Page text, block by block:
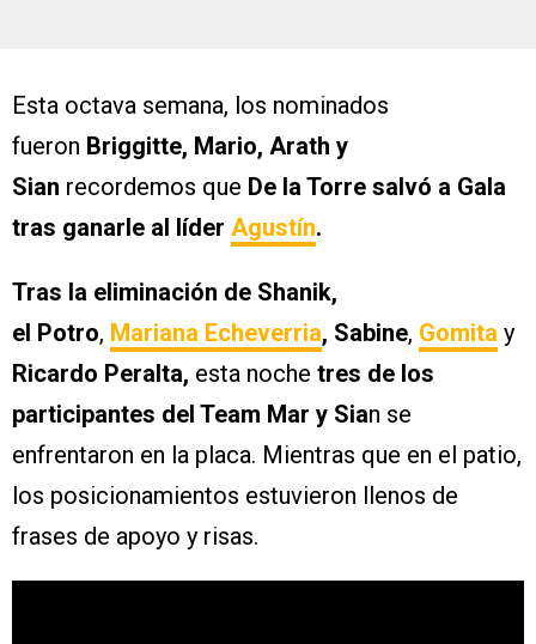
Esta octava semana, los nominados
fueron Briggitte, Mario, Arath y
Sian recordemos que De la Torre salvó a Gala
tras ganarle al líder Agustín.
Tras la eliminación de Shanik,
el Potro, Mariana Echeverria, Sabine, Gomita y
Ricardo Peralta, esta noche tres de los
participantes del Team Mar y Sian se
enfrentaron en la placa. Mientras que en el patio,
los posicionamientos estuvieron llenos de
frases de apoyo y risas.